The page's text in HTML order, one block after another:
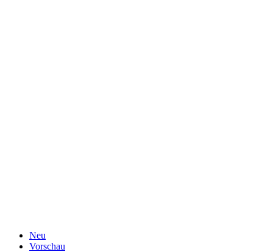
Neu
Vorschau